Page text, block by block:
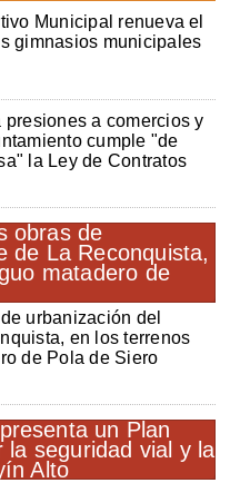
Municipal renueva el
gimnasios municipales
a comercios y
cumple "de
la Ley de Contratos
urbanización del
en los terrenos
de Pola de Siero